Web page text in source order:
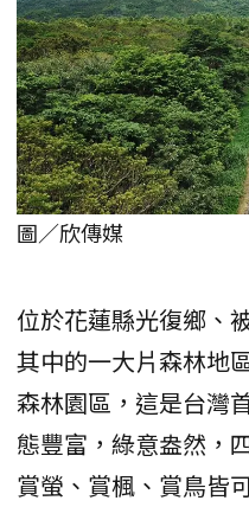
圖／欣傳媒
位於花蓮縣光復鄉、
其中的一大片森林地
森林園區，這是台灣
態豐富，綠意盎然，
賞螢、賞楓、賞鳥皆